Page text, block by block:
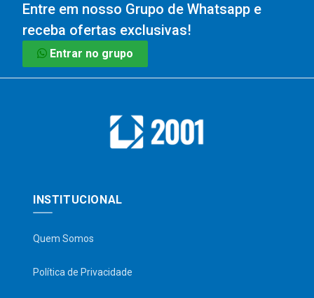
Entre em nosso Grupo de Whatsapp e
receba ofertas exclusivas!
Entrar no grupo
INSTITUCIONAL
Quem Somos
Política de Privacidade